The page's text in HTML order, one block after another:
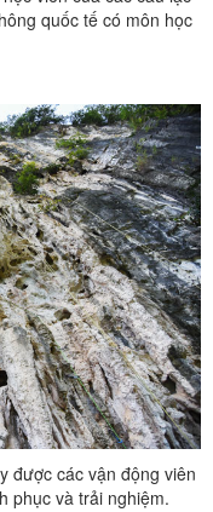
quốc tế có môn học
được các vận động viên
phục và trải nghiệm.